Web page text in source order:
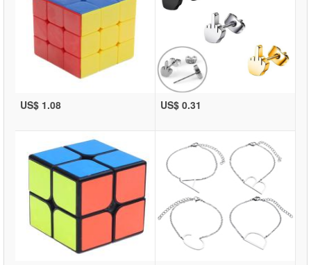
US$ 1.08 US$ 0.31